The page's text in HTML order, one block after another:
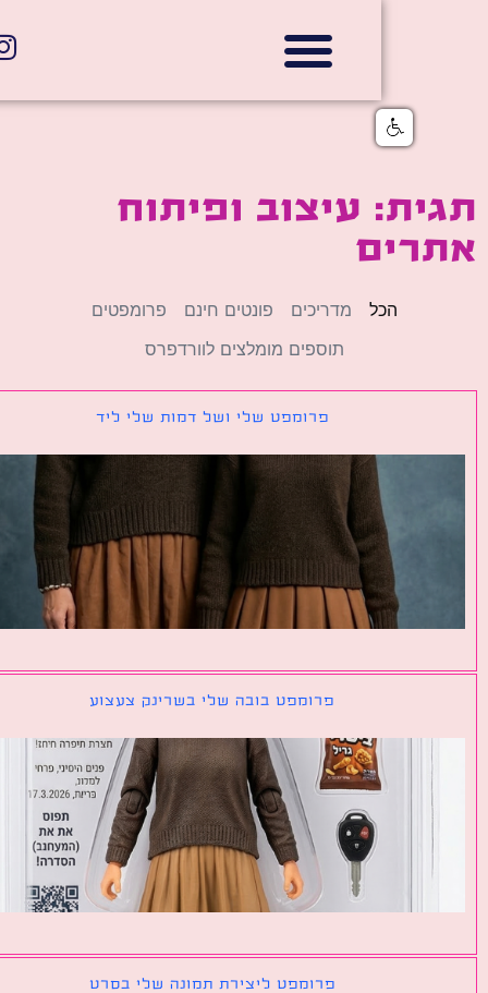
עיצוב ופיתוח
מדריכים פונטים חינם
פרומפטים
תוספים מומלצים לוורדפרס
פרומפט שלי ושל דמות שלי ליד
פרומפט בובה שלי בשרינק צעצוע
פרומפט ליצירת תמונה שלי בסרט